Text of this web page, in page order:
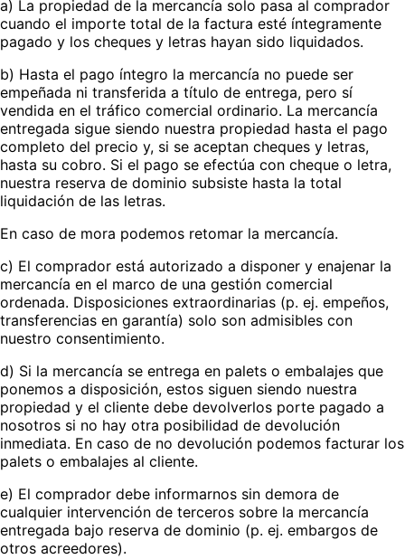
a) La propiedad de la mercancía solo pasa al comprador
cuando el importe total de la factura esté íntegramente
pagado y los cheques y letras hayan sido liquidados.
b) Hasta el pago íntegro la mercancía no puede ser
empeñada ni transferida a título de entrega, pero sí
vendida en el tráfico comercial ordinario. La mercancía
entregada sigue siendo nuestra propiedad hasta el pago
completo del precio y, si se aceptan cheques y letras,
hasta su cobro. Si el pago se efectúa con cheque o letra,
nuestra reserva de dominio subsiste hasta la total
liquidación de las letras.
En caso de mora podemos retomar la mercancía.
c) El comprador está autorizado a disponer y enajenar la
mercancía en el marco de una gestión comercial
ordenada. Disposiciones extraordinarias (p. ej. empeños,
transferencias en garantía) solo son admisibles con
nuestro consentimiento.
d) Si la mercancía se entrega en palets o embalajes que
ponemos a disposición, estos siguen siendo nuestra
propiedad y el cliente debe devolverlos porte pagado a
nosotros si no hay otra posibilidad de devolución
inmediata. En caso de no devolución podemos facturar los
palets o embalajes al cliente.
e) El comprador debe informarnos sin demora de
cualquier intervención de terceros sobre la mercancía
entregada bajo reserva de dominio (p. ej. embargos de
otros acreedores).